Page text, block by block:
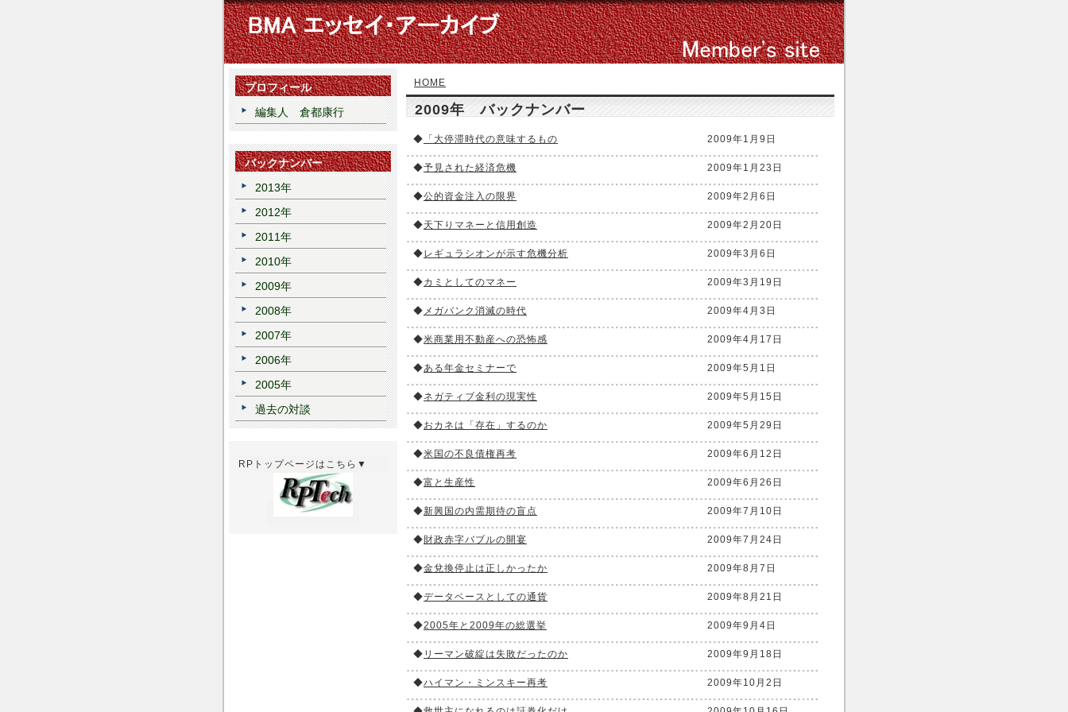
HOME
2009年 バックナンバー
◆ 「大停滞時代の意味するもの 2009年1月9日
◆予見された経済危機 2009年1月23日
◆公的資金注入の限界 2009年2月6日
◆天下りマネーと信用創造 2009年2月20日
◆レギュラシオンが示す危機分析 2009年3月6日
◆カミとしてのマネー 2009年3月19日
◆ メガバンク消滅の時代 2009年4月3日
◆米商業用不動産への恐怖感 2009年4月17日
◆ある年金セミナーで 2009年5月1日
◆ネガティブ金利の現実性 2009年5月15日
◆おカネは「存在」するのか 2009年5月29日
◆米国の不良債権再考 2009年6月12日
◆富と生産性 2009年6月26日
◆新興国の内需期待の盲点 2009年7月10日
◆財政赤字バブルの開宴 2009年7月24日
◆金兌換停止は正しかったか 2009年8月7日
◆データベースとしての通貨 2009年8月21日
◆2005年と2009年の総選挙 2009年9月4日
◆ リーマン破綻は失敗だったのか 2009年9月18日
◆ハイマン・ミンスキー再考 2009年10月2日
プロフィール
編集人 倉都康行
バックナンバー
2013年
2012年
2011年
2010年
2009年
2008年
2007年
2006年
2005年
過去の対談
RPトップページはこちら▼